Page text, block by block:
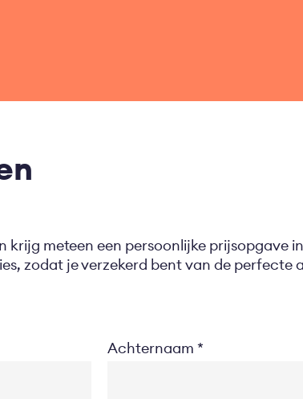
meteen een persoonlijke prijsopgave
zodat je verzekerd bent van de perfecte
Achternaam